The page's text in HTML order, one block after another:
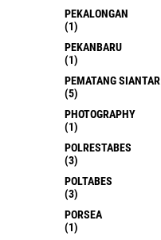
PEKALONGAN
(1)
PEKANBARU
(1)
PEMATANG SIANTAR
(5)
PHOTOGRAPHY
(1)
POLRESTABES
(3)
POLTABES
(3)
PORSEA
(1)